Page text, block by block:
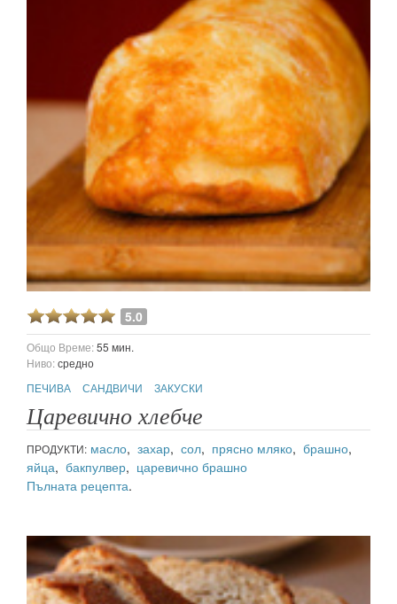
5.0
Общо Време:55 мин.
Ниво:средно
ПЕЧИВА
САНДВИЧИ ЗАКУСКИ
Царевично хлебче
ПРОДУКТИ: масло, захар, сол, прясно мляко, брашно,
яйца, бакпулвер, царевично брашно
Пълната рецепта.